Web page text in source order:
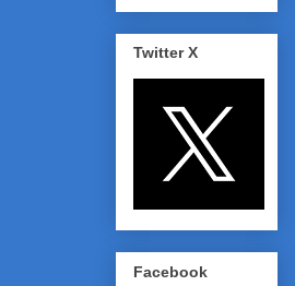
Twitter X
Facebook